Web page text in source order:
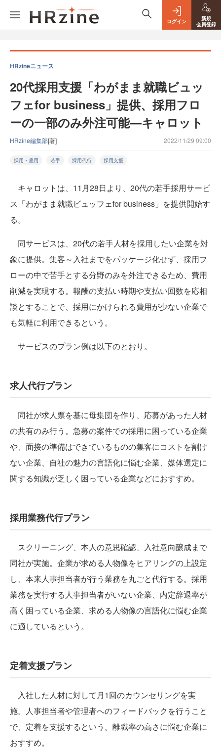
ログイン
新規
会員登録
HRzineニュース
20代採用支援「わがまま就職ビュッ
フェfor business」提供、採用フロ
ーの一部のみ外注可能―キャロット
HRzine編集部[著] 2022/11/29 09:00
採用・雇用 若手 採用代行 採用支援
キャロットは、11月28日より、20代の若手採用サービ
ス「わがまま就職ビュッフェfor business」を提供開始す
る。
同サービスは、20代の若手人材を採用したい企業を対
象に提供。集客～入社までをパッケージ化せず、採用フ
ローの中で苦手とする分野のみを外注できるため、費用
削減を実現する。報酬の支払い時期や支払い回数を応相
談とすることで、採用にかけられる費用が少ない企業で
も気軽に利用できるという。
サービスのプラン例は以下のとおり。
求人代行プラン
同社が求人票を基に母集団を作り、応募があった人材
の共有のみ行う。急募の案件での採用に困っている企業
や、面接の準備はできているものの集客にコストを割け
ない企業、自社の魅力の言語化に悩む企業、媒体選定に
関する知識が乏しく困っている企業などにおすすめ。
採用業務代行プラン
スクリーニング、本人の意思確認、入社意向醸成まで
同社が実施。企業が求める人物像をヒアリングの上設定
し、本来人事担当者が行う業務を丸ごと代行する。採用
業務を実行する人事担当者がいない企業、内定辞退率が
高く困っている企業、求める人物像の言語化に悩む企業
に適しているという。
定着支援プラン
入社した人材に対して月1回のカウンセリングを実
施。人事担当者や管理者へのフィードバックを行うこと
で、定着を支援するという。離職率の高さに悩む企業に
おすすめ。